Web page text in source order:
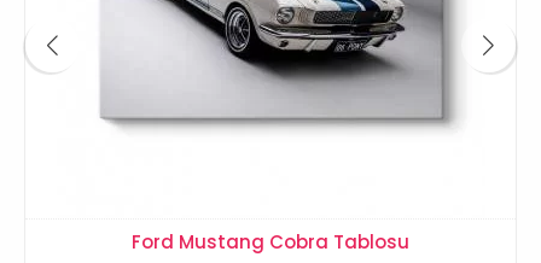
Ford Mustang Cobra Tablosu